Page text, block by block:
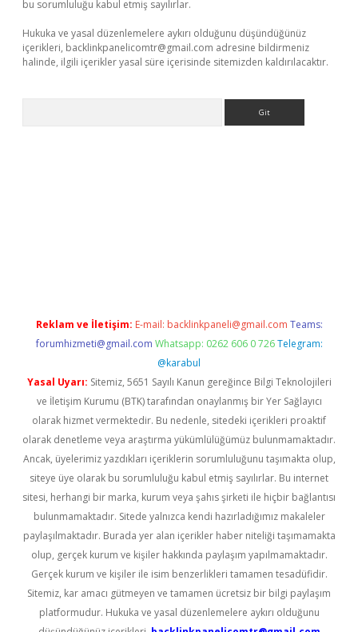
bu sorumluluğu kabul etmiş sayılırlar.
Hukuka ve yasal düzenlemelere aykırı olduğunu düşündüğünüz
içerikleri, backlinkpanelicomtr@gmail.com adresine bildirmeniz
halinde, ilgili içerikler yasal süre içerisinde sitemizden kaldırılacaktır.
Reklam ve İletişim: E-mail: backlinkpaneli@gmail.com Teams:
forumhizmeti@gmail.com Whatsapp: 0262 606 0 726 Telegram:
@karabul
Yasal Uyarı: Sitemiz, 5651 Sayılı Kanun gereğince Bilgi Teknolojileri
ve İletişim Kurumu (BTK) tarafından onaylanmış bir Yer Sağlayıcı
olarak hizmet vermektedir. Bu nedenle, sitedeki içerikleri proaktif
olarak denetleme veya araştırma yükümlülüğümüz bulunmamaktadır.
Ancak, üyelerimiz yazdıkları içeriklerin sorumluluğunu taşımakta olup,
siteye üye olarak bu sorumluluğu kabul etmiş sayılırlar. Bu internet
sitesi, herhangi bir marka, kurum veya şahıs şirketi ile hiçbir bağlantısı
bulunmamaktadır. Sitede yalnızca kendi hazırladığımız makaleler
paylaşılmaktadır. Burada yer alan içerikler haber niteliği taşımamakta
olup, gerçek kurum ve kişiler hakkında paylaşım yapılmamaktadır.
Gerçek kurum ve kişiler ile isim benzerlikleri tamamen tesadüfidir.
Sitemiz, kar amacı gütmeyen ve tamamen ücretsiz bir bilgi paylaşım
platformudur. Hukuka ve yasal düzenlemelere aykırı olduğunu